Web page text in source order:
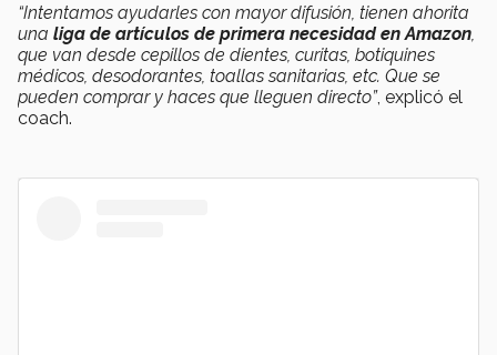
“Intentamos ayudarles con mayor difusión, tienen ahorita
una liga de artículos de primera necesidad en Amazon
que van desde cepillos de dientes, curitas, botiquines
médicos, desodorantes, toallas sanitarias, etc. Que se
pueden comprar y haces que lleguen directo”, explicó el
coach.